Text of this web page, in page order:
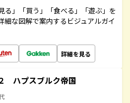
る」「買う」「食べる」「遊ぶ」を
細な図解で案内するビジュアルガイ
詳細を見る
ハプスブルク帝国